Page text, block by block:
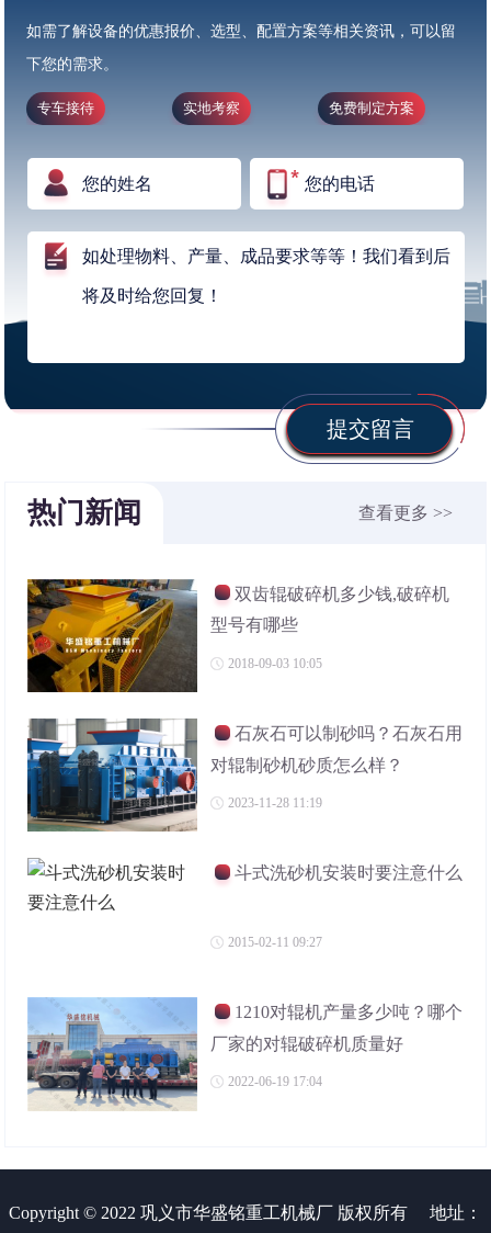
如需了解设备的优惠报价、选型、配置方案等相关资讯，可以留
下您的需求。
专车接待 实地考察 免费制定方案
提交留言
热门新闻 查看更多 >>
双齿辊破碎机多少钱,破碎机
型号有哪些
2018-09-03 10:05
石灰石可以制砂吗？石灰石用
对辊制砂机砂质怎么样？
2023-11-28 11:19
斗式洗砂机安装时要注意什么
2015-02-11 09:27
1210对辊机产量多少吨？哪个
厂家的对辊破碎机质量好
2022-06-19 17:04
Copyright © 2022 巩义市华盛铭重工机械厂 版权所有 地址：